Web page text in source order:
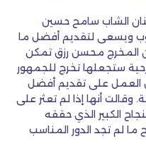
الشاب سامح حسين
ويسعى لتقديم أفضل ما
المخرج محسن رزق تمكن
ستجعلها تخرج للجمهور
العمل على تقديم أفضل
وقالت أنها إذا لم تعثر على
الكبير الذي حققه
لم تجد الدور المناسب